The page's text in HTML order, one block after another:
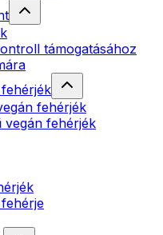
támogatásához
fehérjék
vegán fehérjék